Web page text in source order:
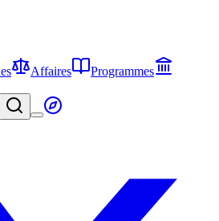
Affaires
Programmes